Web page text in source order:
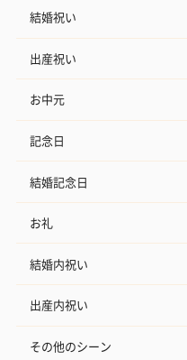
結婚祝い
出産祝い
お中元
記念日
結婚記念日
お礼
結婚内祝い
出産内祝い
その他のシーン